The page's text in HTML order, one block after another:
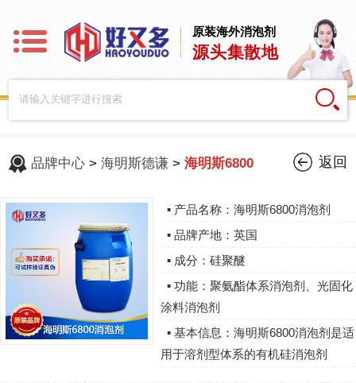
原装海外消泡剂
源头集散地
品牌中心 >海明斯德谦 >海明斯6800 返回
▪ 产品名称：海明斯6800消泡剂
▪ 品牌产地：英国
▪ 成分：硅聚醚
▪ 功能：聚氨酯体系消泡剂、光固化
涂料消泡剂
▪ 基本信息：海明斯6800消泡剂是适
用于溶剂型体系的有机硅消泡剂